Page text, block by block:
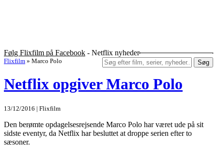
Følg Flixfilm på Facebook - Netflix nyheder
Søg
Flixfilm » Marco Polo
Netflix opgiver Marco Polo
13/12/2016 | Flixfilm
Den berømte opdagelsesrejsende Marco Polo har været ude på sit
sidste eventyr, da Netflix har besluttet at droppe serien efter to
sæsoner.